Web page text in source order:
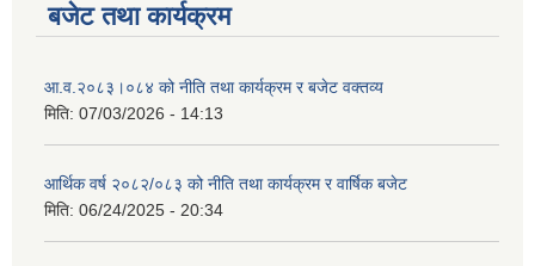
बजेट तथा कार्यक्रम
आ.व.२०८३।०८४ को नीति तथा कार्यक्रम र बजेट वक्तव्य
मिति: 07/03/2026 - 14:13
आर्थिक वर्ष २०८२/०८३ को नीति तथा कार्यक्रम र वार्षिक बजेट
मिति: 06/24/2025 - 20:34